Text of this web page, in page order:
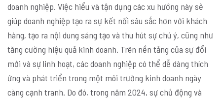
doanh nghiệp. Việc hiểu và tận dụng các xu hướng này sẽ
giúp doanh nghiệp tạo ra sự kết nối sâu sắc hơn với khách
hàng, tạo ra nội dung sáng tạo và thu hút sự chú ý, cũng như
tăng cường hiệu quả kinh doanh. Trên nền tảng của sự đổi
mới và sự linh hoạt, các doanh nghiệp có thể dễ dàng thích
ứng và phát triển trong một môi trường kinh doanh ngày
càng cạnh tranh. Do đó, trong năm 2024, sự chủ động và